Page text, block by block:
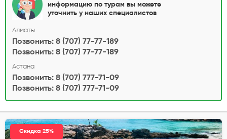
информацию по турам вы можете
уточнить у наших специалистов
Алматы
Позвонить: 8 (707) 77-77-189
Позвонить: 8 (707) 77-77-189
Астана
Позвонить: 8 (707) 777-71-09
Позвонить: 8 (707) 777-71-09
Скидка 25%